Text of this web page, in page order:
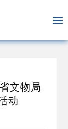
文物局
动